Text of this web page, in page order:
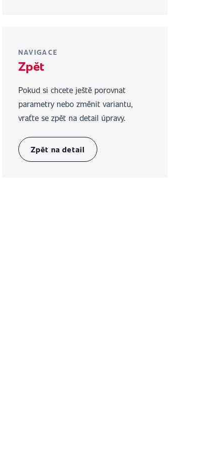
NAVIGACE
Zpět
Pokud si chcete ještě porovnat
parametry nebo změnit variantu,
vraťte se zpět na detail úpravy.
Zpět na detail